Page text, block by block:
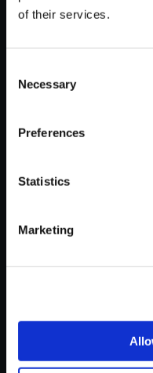
of their services.
Selection
Necessary
Preferences
Statistics
Marketing
おすすめ商品
ンエグゼ サ....